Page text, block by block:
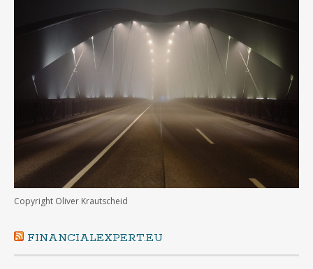
Copyright Oliver Krautscheid
FINANCIALEXPERT.EU